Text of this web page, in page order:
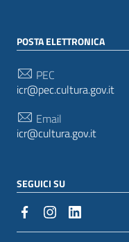
POSTA ELETTRONICA
PEC
icr@pec.cultura.gov.it
Email
icr@cultura.gov.it
SEGUICI SU